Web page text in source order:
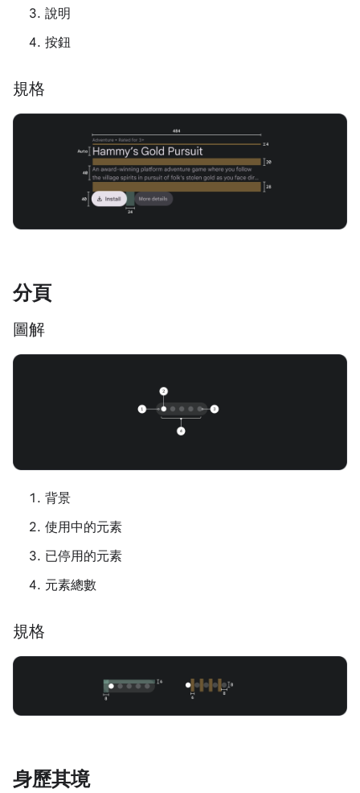
說明
按鈕
規格
分頁
圖解
背景
使用中的元素
已停用的元素
元素總數
規格
身歷其境